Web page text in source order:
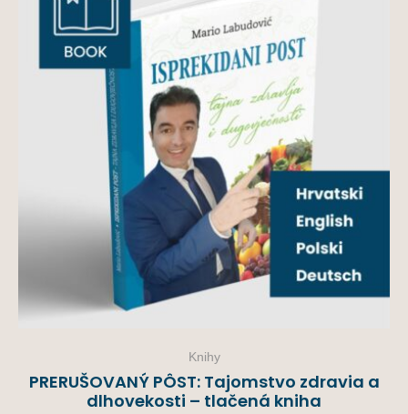
Knihy
PRERUŠOVANÝ PÔST: Tajomstvo zdravia a
dlhovekosti – tlačená kniha